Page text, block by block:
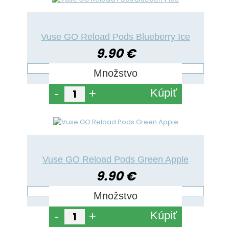
Vuse GO Reload Pods Blueberry Ice
9.90 €
Množstvo
- + Kúpiť
Vuse GO Reload Pods Green Apple
9.90 €
Množstvo
- + Kúpiť